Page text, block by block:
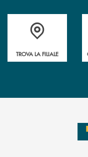
Accedi all' elenco
TROVA LA FILIALE